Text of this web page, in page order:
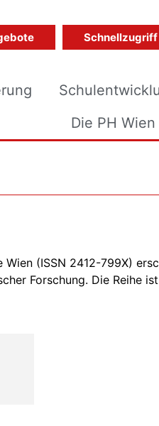
Schnellzugriff
Die PH Wien
(ISSN 2412-799X)
Forschung. Die Reihe